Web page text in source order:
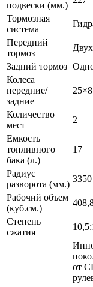
подвески (мм.)
Тормозная
система
Передний
тормоз
Задний тормоз
Колеса
передние/
задние
Количество
мест
2
Емкость
топливного
бака (л.)
17
Радиус
разворота (мм.)
3350
Рабочий объем
(куб.см.)
Степень
сжатия
от